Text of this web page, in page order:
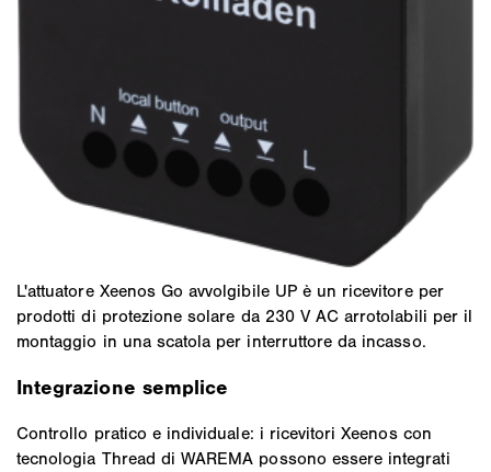
L'attuatore Xeenos Go avvolgibile UP è un ricevitore per
prodotti di protezione solare da 230 V AC arrotolabili per il
montaggio in una scatola per interruttore da incasso.
Integrazione semplice
Controllo pratico e individuale: i ricevitori Xeenos con
tecnologia Thread di WAREMA possono essere integrati